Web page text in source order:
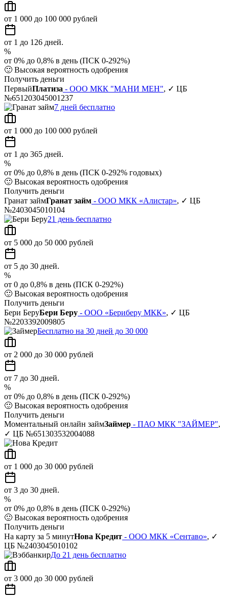
от 1 000 до 100 000 рублей
от 1 до 126 дней.
%
от 0% до 0,8% в день (ПСК 0-292%)
🙂 Высокая вероятность одобрения
Получить деньги
ПервыйПлатиза - ООО МКК "МАНИ МЕН", ✓ ЦБ
№651203045001237
7 дней бесплатно
от 1 000 до 100 000 рублей
от 1 до 365 дней.
%
от 0% до 0,8% в день (ПСК 0-292% годовых)
🙂 Высокая вероятность одобрения
Получить деньги
Гранат займГранат займ - ООО МКК «Алистар», ✓ ЦБ
№2403045010104
21 день бесплатно
от 5 000 до 50 000 рублей
от 5 до 30 дней.
%
от 0 до 0,8% в день (ПСК 0-292%)
🙂 Высокая вероятность одобрения
Получить деньги
Бери БеруБери Беру - ООО «Бериберу МКК», ✓ ЦБ
№2203392009805
Бесплатно на 30 дней до 30 000
от 2 000 до 30 000 рублей
от 7 до 30 дней.
%
от 0% до 0,8% в день (ПСК 0-292%)
🙂 Высокая вероятность одобрения
Получить деньги
Моментальный онлайн займЗаймер - ПАО МКК "ЗАЙМЕР",
✓ ЦБ №651303532004088
от 1 000 до 30 000 рублей
от 3 до 30 дней.
%
от 0% до 0,8% в день (ПСК 0-292%)
🙂 Высокая вероятность одобрения
Получить деньги
На карту за 5 минутНова Кредит - ООО МКК «Сентаво», ✓
ЦБ №2403045010102
До 21 день бесплатно
от 3 000 до 30 000 рублей